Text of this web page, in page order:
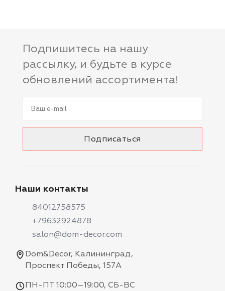
Подпишитесь на нашу
рассылку, и будьте в курсе
обновлений ассортимента!
Наши контакты
84012758575
+79632924878
salon@dom-decor.com
Dom&Decor, Калининград,
Проспект Победы, 157А
ПН-ПТ 10:00–19:00, СБ-ВС